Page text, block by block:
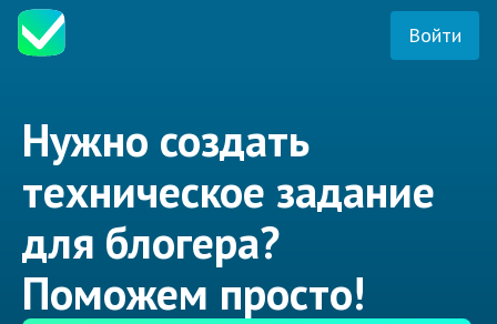
Войти
Нужно создать
техническое задание
для блогера?
Поможем просто!